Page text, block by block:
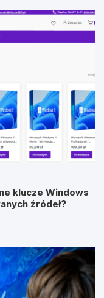
klucze Windows
źródeł?